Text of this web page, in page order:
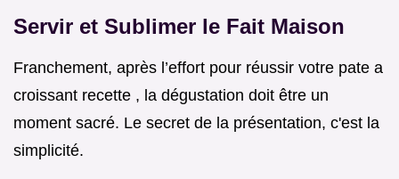
Servir et Sublimer le Fait Maison
Franchement, après l’effort pour réussir votre pate a
croissant recette , la dégustation doit être un
moment sacré. Le secret de la présentation, c'est la
simplicité.